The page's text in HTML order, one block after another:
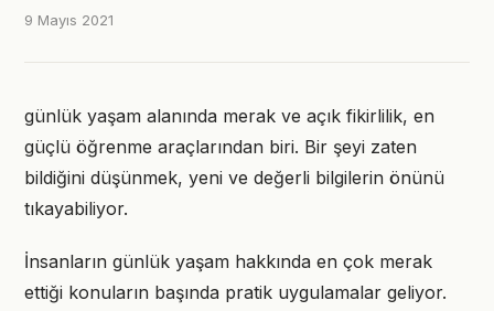
9 Mayıs 2021
günlük yaşam alanında merak ve açık fikirlilik, en
güçlü öğrenme araçlarından biri. Bir şeyi zaten
bildiğini düşünmek, yeni ve değerli bilgilerin önünü
tıkayabiliyor.
İnsanların günlük yaşam hakkında en çok merak
ettiği konuların başında pratik uygulamalar geliyor.